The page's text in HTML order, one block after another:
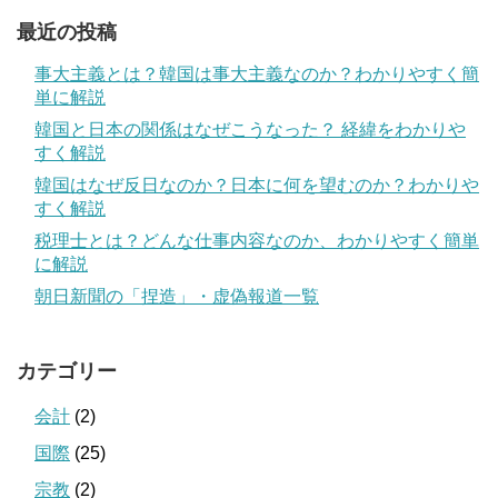
最近の投稿
事大主義とは？韓国は事大主義なのか？わかりやすく簡
単に解説
韓国と日本の関係はなぜこうなった？ 経緯をわかりや
すく解説
韓国はなぜ反日なのか？日本に何を望むのか？わかりや
すく解説
税理士とは？どんな仕事内容なのか、わかりやすく簡単
に解説
朝日新聞の「捏造」・虚偽報道一覧
カテゴリー
会計 (2)
国際 (25)
宗教 (2)